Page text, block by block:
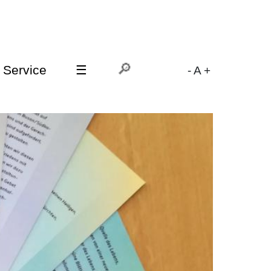
Service ☰ -A +